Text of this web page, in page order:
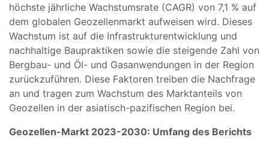
höchste jährliche Wachstumsrate (CAGR) von 7,1 % auf
dem globalen Geozellenmarkt aufweisen wird. Dieses
Wachstum ist auf die Infrastrukturentwicklung und
nachhaltige Baupraktiken sowie die steigende Zahl von
Bergbau- und Öl- und Gasanwendungen in der Region
zurückzuführen. Diese Faktoren treiben die Nachfrage
an und tragen zum Wachstum des Marktanteils von
Geozellen in der asiatisch-pazifischen Region bei.
Geozellen-Markt 2023-2030: Umfang des Berichts